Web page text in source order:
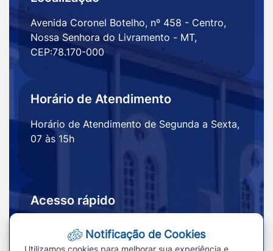
Avenida Coronel Botelho, nº 458 - Centro,
Nossa Senhora do Livramento - MT,
CEP:78.170-000
Horário de Atendimento
Horário de Atendimento de Segunda a Sexta,
07 às 15h
Acesso rápido
Redefinir cookies
Notificação de Cookies
Utilizamos cookies para melhorar sua experiência e